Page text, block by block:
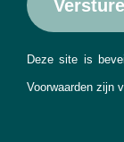
Deze site is
Voorwaarden zijn